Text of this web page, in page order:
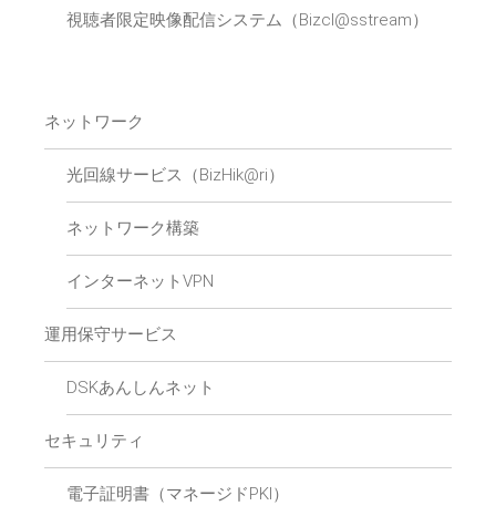
視聴者限定映像配信システム（Bizcl@sstream）
ネットワーク
光回線サービス（BizHik@ri）
ネットワーク構築
インターネットVPN
運用保守サービス
DSKあんしんネット
セキュリティ
電子証明書（マネージドPKI）